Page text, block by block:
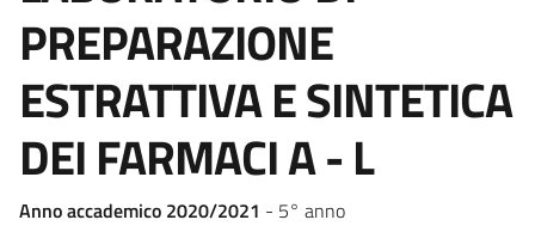
PREPARAZIONE
ESTRATTIVA E SINTETICA
DEI FARMACI A - L
Anno accademico 2020/2021 - 5° anno